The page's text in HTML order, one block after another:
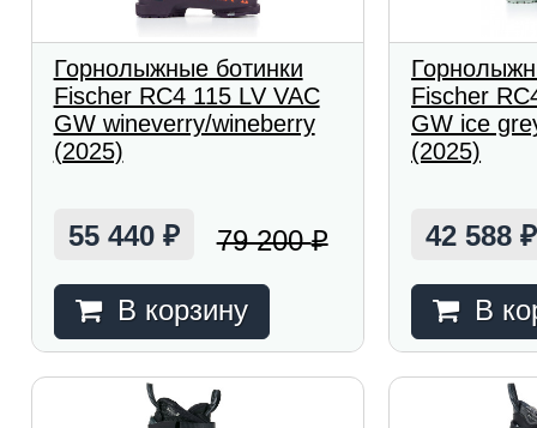
Горнолыжные ботинки
Fischer RC4 115 LV VAC
GW wineverry/wineberry
(2025)
55 440 ₽ 79 200₽
В корзину
Fischer
GW ice
(2025)
42 588₽
В